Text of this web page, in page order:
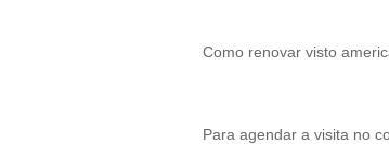
Como renovar visto
Para agendar a visita no